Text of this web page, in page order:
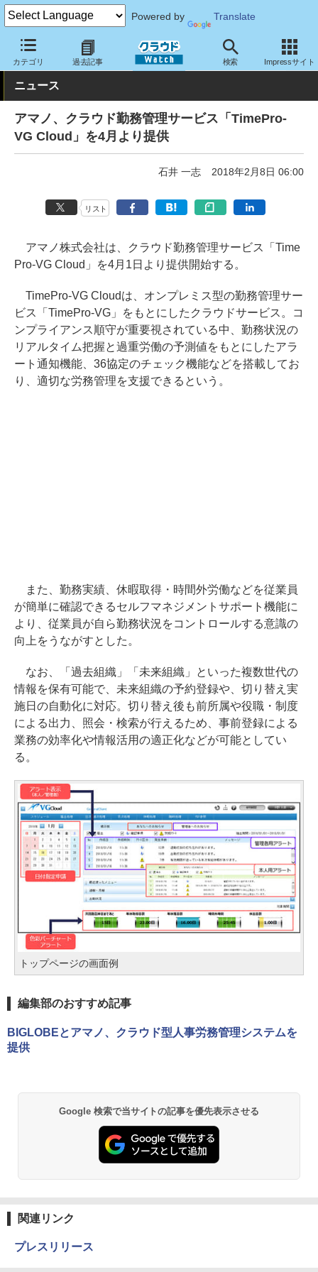
Powered by Translate
カテゴリ 過去記事 検索 Impressサイト
クラウド Watch サービス・ソフト サービス 業務関連
ニュース
アマノ、クラウド勤務管理サービス「TimePro-
VG Cloud」を4月より提供
石井 一志 2018年2月8日 06:00
リスト
アマノ株式会社は、クラウド勤務管理サービス「Time
Pro-VG Cloud」を4月1日より提供開始する。
TimePro-VG Cloudは、オンプレミス型の勤務管理サー
ビス「TimePro-VG」をもとにしたクラウドサービス。コ
ンプライアンス順守が重要視されている中、勤務状況の
リアルタイム把握と過重労働の予測値をもとにしたアラ
ート通知機能、36協定のチェック機能などを搭載してお
り、適切な労務管理を支援できるという。
また、勤務実績、休暇取得・時間外労働などを従業員
が簡単に確認できるセルフマネジメントサポート機能に
より、従業員が自ら勤務状況をコントロールする意識の
向上をうながすとした。
なお、「過去組織」「未来組織」といった複数世代の
情報を保有可能で、未来組織の予約登録や、切り替え実
施日の自動化に対応。切り替え後も前所属や役職・制度
による出力、照会・検索が行えるため、事前登録による
業務の効率化や情報活用の適正化などが可能としてい
る。
トップページの画面例
編集部のおすすめ記事
BIGLOBEとアマノ、クラウド型人事労務管理システムを
提供
Google 検索で当サイトの記事を優先表示させる
関連リンク
プレスリリース